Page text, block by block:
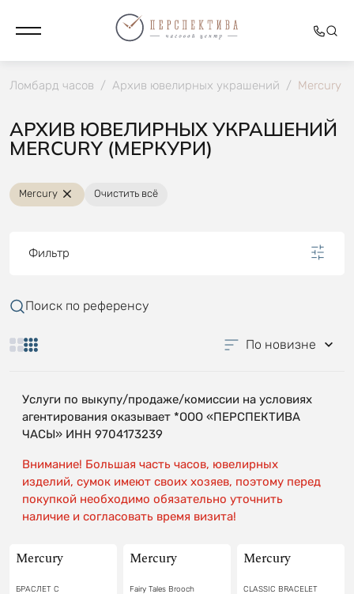
Ломбард часов / Архив ювелирных украшений / Mercury
АРХИВ ЮВЕЛИРНЫХ УКРАШЕНИЙ
MERCURY (МЕРКУРИ)
Mercury Очистить всё
Фильтр
Поиск по референсу
По новизне
Услуги по выкупу/продаже/комиссии на условиях
агентирования оказывает *ООО «ПЕРСПЕКТИВА
ЧАСЫ» ИНН 9704173239
Внимание! Большая часть часов, ювелирных
изделий, сумок имеют своих хозяев, поэтому перед
покупкой необходимо обязательно уточнить
наличие и согласовать время визита!
Mercury
БРАСЛЕТ С
Mercury
Fairy Tales Brooch
Mercury
CLASSIC BRACELET